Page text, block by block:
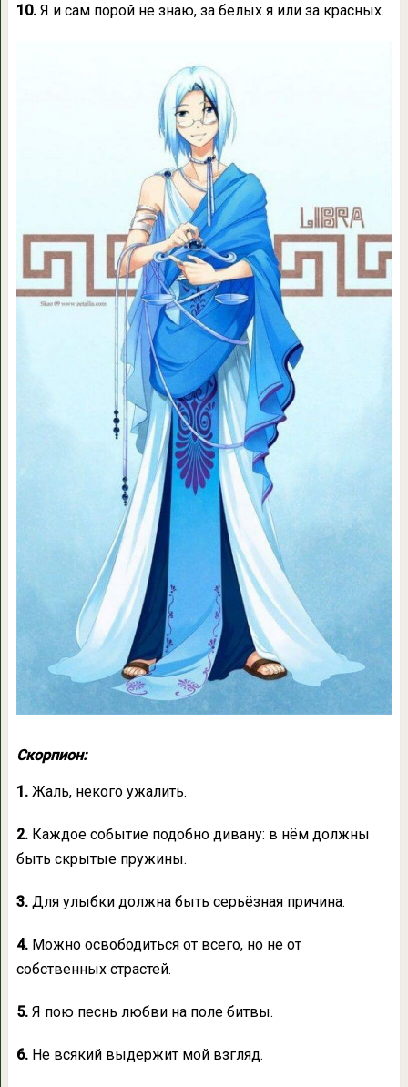
10.Я и сам порой не знаю, за белых я или за красных.
Скорпион:
1.Жаль, некого ужалить.
2.Каждое событие подобно дивану: в нём должны
быть скрытые пружины.
3.Для улыбки должна быть серьёзная причина.
4.Можно освободиться от всего, но не от
собственных страстей.
5.Я пою песнь любви на поле битвы.
6.Не всякий выдержит мой взгляд.